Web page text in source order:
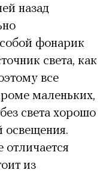
назад
фонарик
света, как
все
маленьких,
света хорошо
освещения.
из